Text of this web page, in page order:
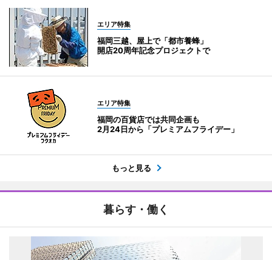
エリア特集
福岡三越、屋上で「都市養蜂」
開店20周年記念プロジェクトで
エリア特集
福岡の百貨店では共同企画も
2月24日から「プレミアムフライデー」
もっと見る
暮らす・働く